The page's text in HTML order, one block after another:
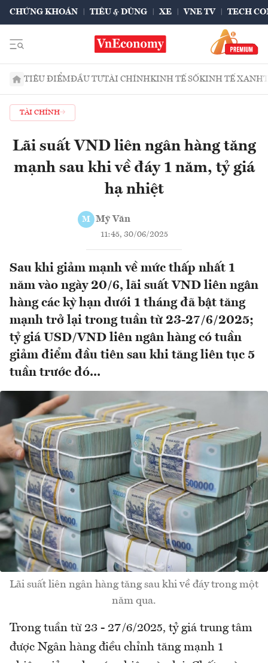
CHỨNG KHOÁN TIÊU & DÙNG XE VNE TV TECH
TIÊU ĐIỂMĐẦU TƯTÀI CHÍNHKINH TẾ SỐKINH TẾ XANH
TÀI CHÍNH
Lãi suất VND liên ngân hàng tăng
mạnh sau khi về đáy 1 năm, tỷ giá
hạ nhiệt
M Mỹ Văn
11:45, 30/06/2025
Sau khi giảm mạnh về mức thấp nhất 1
năm vào ngày 20/6, lãi suất VND liên ngân
hàng các kỳ hạn dưới 1 tháng đã bật tăng
mạnh trở lại trong tuần từ 23-27/6/2025;
tỷ giá USD/VND liên ngân hàng có tuần
giảm điểm đầu tiên sau khi tăng liên tục 5
tuần trước đó...
Lãi suất liên ngân hàng tăng sau khi về đáy trong một
năm qua.
Trong tuần từ 23 - 27/6/2025, tỷ giá trung tâm
được Ngân hàng điều chỉnh tăng mạnh 1